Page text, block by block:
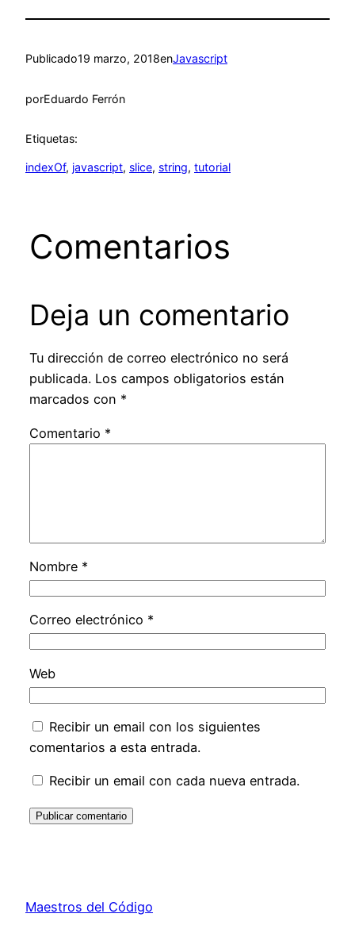
Publicado19 marzo, 2018enJavascript
porEduardo Ferrón
Etiquetas:
indexOf, javascript, slice, string, tutorial
Comentarios
Deja un comentario
Tu dirección de correo electrónico no será
publicada. Los campos obligatorios están
marcados con *
Comentario *
Nombre *
Correo electrónico *
Web
Recibir un email con los siguientes
comentarios a esta entrada.
Recibir un email con cada nueva entrada.
Maestros del Código